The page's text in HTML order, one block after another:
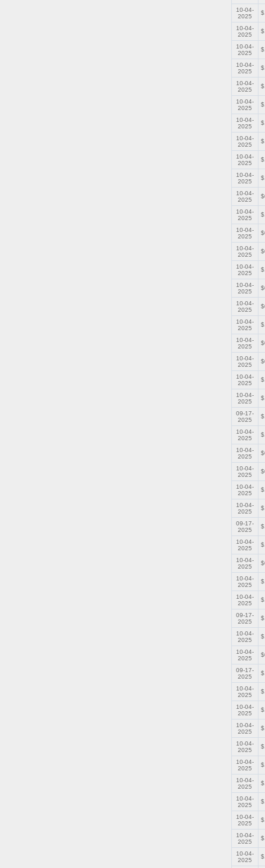
10-04-
2025
10-04-
2025
10-04-
2025
10-04-
2025
10-04-
2025
10-04-
2025
10-04-
2025
10-04-
2025
10-04-
2025
10-04-
2025
10-04-
2025
10-04-
2025
10-04-
2025
10-04-
2025
10-04-
2025
10-04-
2025
10-04-
2025
10-04-
2025
10-04-
2025
10-04-
2025
10-04-
2025
10-04-
2025
09-17-
2025
10-04-
2025
10-04-
2025
10-04-
2025
10-04-
2025
10-04-
2025
09-17-
2025
10-04-
2025
10-04-
2025
10-04-
2025
10-04-
2025
09-17-
2025
10-04-
2025
10-04-
2025
09-17-
2025
10-04-
2025
10-04-
2025
10-04-
2025
10-04-
2025
10-04-
2025
10-04-
2025
10-04-
2025
10-04-
2025
10-04-
2025
10-04-
2025